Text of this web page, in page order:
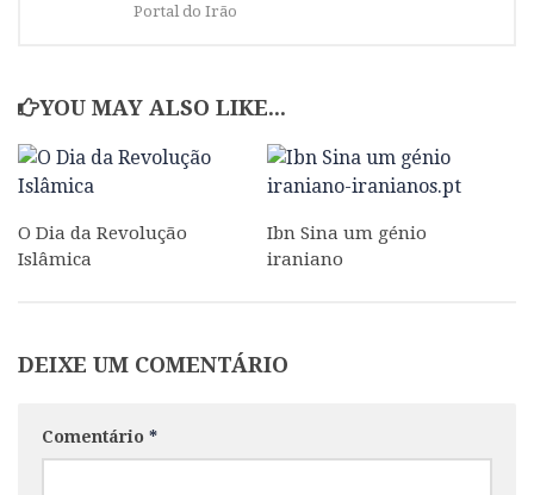
Portal do Irão
YOU MAY ALSO LIKE...
O Dia da Revolução
Islâmica
Ibn Sina um génio
iraniano
DEIXE UM COMENTÁRIO
Comentário *